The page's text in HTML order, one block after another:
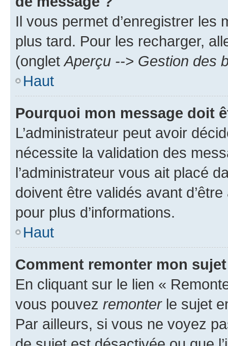
Il vous permet d’enregistrer
plus tard. Pour les recharger,
(onglet Aperçu --> Gestion des
Haut
Pourquoi mon message doit
L’administrateur peut avoir
nécessite la validation des
l’administrateur vous ait placé
doivent être validés avant
pour plus d’informations.
Haut
Comment remonter mon
En cliquant sur le lien «
vous pouvez remonterle sujet
Par ailleurs, si vous ne voyez